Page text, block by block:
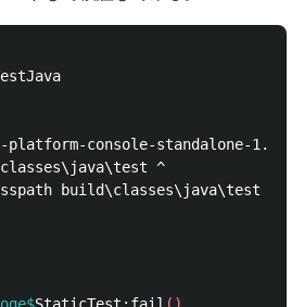
^
build\classes\java\test